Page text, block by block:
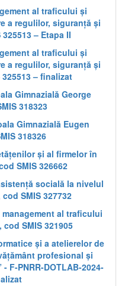
al traficului și
a regulilor, siguranță și
– Etapa II
al traficului și
a regulilor, siguranță și
– finalizat
Gimnazială George
318323
Gimnazială Eugen
318326
și al firmelor în
SMIS 326662
socială la nivelul
SMIS 327732
al traficului
SMIS 321905
și a atelierelor de
profesional și
F-PNRR-DOTLAB-2024-